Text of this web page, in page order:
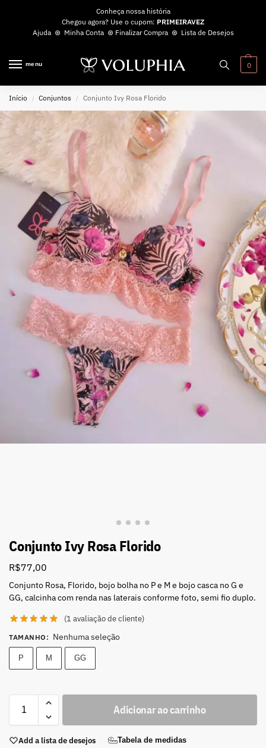
Conheça nossa história
Chegou agora? Use o cupom: PRIMEIRAVEZ
Ajuda⊛ Minha Conta⊛ Finalizar Compra⊛ Lista de Desejos
menu 0
Início / Conjuntos / Conjunto Ivy Rosa Florido
Conjunto Ivy Rosa Florido
R$77,00
Conjunto Rosa, Florido, bojo bolha no P e M e bojo casca no G e
GG, calcinha com renda nas laterais conforme foto, semi fio duplo.
(1 avaliação de cliente)
TAMANHO : Nenhuma seleção
P M GG
Adicionar ao carrinho
Add a lista de desejos Tabela de medidas